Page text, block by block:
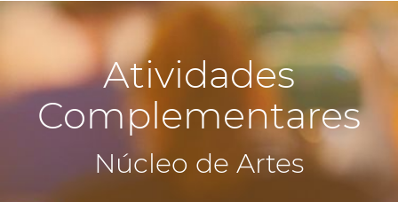
Atividades
Complementares
Núcleo de Artes